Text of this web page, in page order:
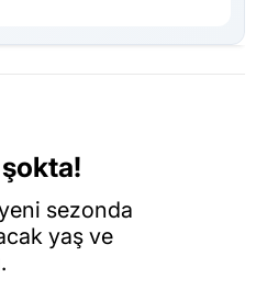
şokta!
sezonda
yaş ve